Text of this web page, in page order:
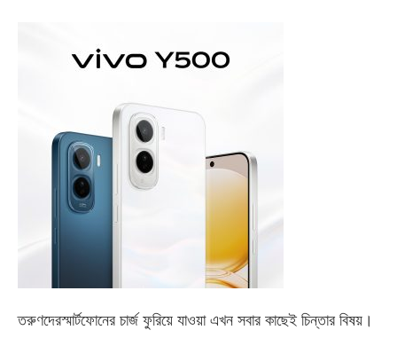
তরুণদেরস্মার্টফোনের চার্জ ফুরিয়ে যাওয়া এখন সবার কাছেই চিন্তার বিষয়।